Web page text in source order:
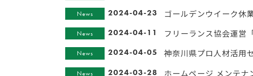
News 2024-04-23 ゴールデンウイーク休
News 2024-04-11 フリーランス協会運営
News 2024-04-05 神奈川県プロ人材活用
News 2024-03-28 ホームページ メンテナ